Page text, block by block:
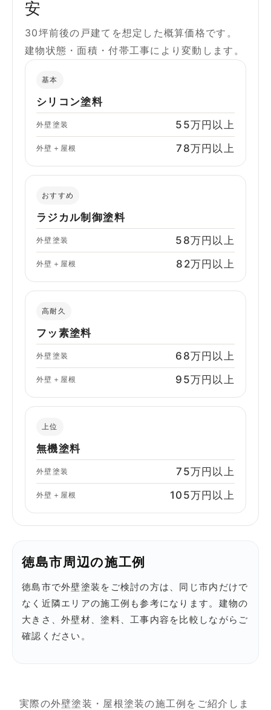
安
30坪前後の戸建てを想定した概算価格です。
建物状態・面積・付帯工事により変動します。
基本
シリコン塗料
外壁塗装 55万円以上
外壁＋屋根 78万円以上
おすすめ
ラジカル制御塗料
外壁塗装 58万円以上
外壁＋屋根 82万円以上
高耐久
フッ素塗料
外壁塗装 68万円以上
外壁＋屋根 95万円以上
上位
無機塗料
外壁塗装 75万円以上
外壁＋屋根 105万円以上
徳島市周辺の施工例
徳島市で外壁塗装をご検討の方は、同じ市内だけで
なく近隣エリアの施工例も参考になります。建物の
大きさ、外壁材、塗料、工事内容を比較しながらご
確認ください。
実際の外壁塗装・屋根塗装の施工例をご紹介しま